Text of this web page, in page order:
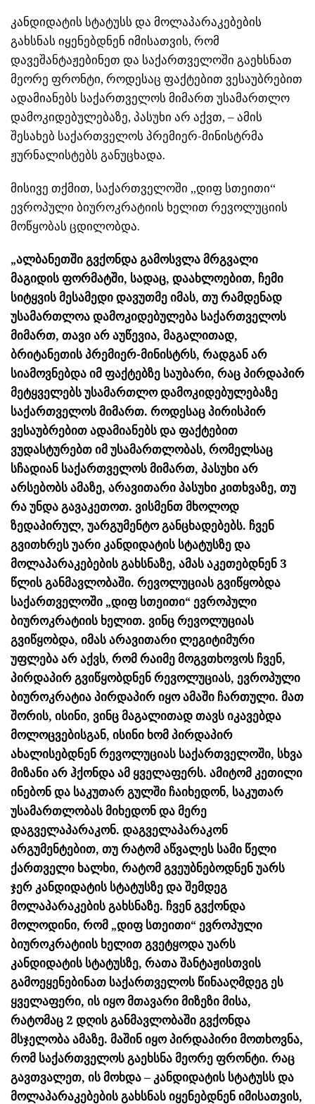
კანდიდატის სტატუსს და მოლაპარაკებების
გახსნას იყენებდნენ იმისათვის, რომ
დავეშანტაჟებინეთ და საქართველოში გაეხსნათ
მეორე ფრონტი, როდესაც ფაქტებით ვესაუბრებით
ადამიანებს საქართველოს მიმართ უსამართლო
დამოკიდებულებაზე, პასუხი არ აქვთ, – ამის
შესახებ საქართველოს პრემიერ-მინისტრმა
ჟურნალისტებს განუცხადა.
მისივე თქმით, საქართველოში „დიფ სთეითი“
ევროპული ბიუროკრატიის ხელით რევოლუციის
მოწყობას ცდილობდა.
„ალბანეთში გვქონდა გამოსვლა მრგვალი
მაგიდის ფორმატში, სადაც, დაახლოებით, ჩემი
სიტყვის მესამედი დავუთმე იმას, თუ რამდენად
უსამართლოა დამოკიდებულება საქართველოს
მიმართ, თავი არ აუწევია, მაგალითად,
ბრიტანეთის პრემიერ-მინისტრს, რადგან არ
სიამოვნებდა იმ ფაქტებზე საუბარი, რაც პირდაპირ
მეტყველებს უსამართლო დამოკიდებულებაზე
საქართველოს მიმართ. როდესაც პირისპირ
ვესაუბრებით ადამიანებს და ფაქტებით
ვუდასტურებთ იმ უსამართლობას, რომელსაც
სჩადიან საქართველოს მიმართ, პასუხი არ
არსებობს ამაზე, არავითარი პასუხი კითხვაზე, თუ
რა უნდა გავაკეთოთ. ვისმენთ მხოლოდ
ზედაპირულ, უარგუმენტო განცხადებებს. ჩვენ
გვითხრეს უარი კანდიდატის სტატუსზე და
მოლაპარაკებების გახსნაზე, ამას აკეთებდნენ 3
წლის განმავლობაში. რევოლუციას გვიწყობდა
საქართველოში „დიფ სთეითი“ ევროპული
ბიუროკრატიის ხელით. ვინც რევოლუციას
გვიწყობდა, იმას არავითარი ლეგიტიმური
უფლება არ აქვს, რომ რაიმე მოგვთხოვოს ჩვენ,
პირდაპირ გვიწყობდნენ რევოლუციას, ევროპული
ბიუროკრატია პირდაპირ იყო ამაში ჩართული. მათ
შორის, ისინი, ვინც მაგალითად თავს იკავებდა
მოლოცვებისგან, ისინი ხომ პირდაპირ
ახალისებდნენ რევოლუციას საქართველოში, სხვა
მიზანი არ ჰქონდა ამ ყველაფერს. ამიტომ კეთილი
ინებონ და საკუთარ გულში ჩაიხედონ, საკუთარ
უსამართლობას მიხედონ და მერე
დაგველაპარაკონ. დაგველაპარაკონ
არგუმენტებით, თუ რატომ აწვალეს სამი წელი
ქართველი ხალხი, რატომ გვეუბნებოდნენ უარს
ჯერ კანდიდატის სტატუსზე და შემდეგ
მოლაპარაკების გახსნაზე. ჩვენ გვქონდა
მოლოდინი, რომ „დიფ სთეითი“ ევროპული
ბიუროკრატიის ხელით გვეტყოდა უარს
კანდიდატის სტატუსზე, რათა შანტაჟისთვის
გამოეყენებინათ საქართველოს წინააღმდეგ ეს
ყველაფერი, ის იყო მთავარი მიზეზი მისა,
რატომაც 2 დღის განმავლობაში გვქონდა
მსჯელობა ამაზე. მაშინ იყო პირდაპირი მოთხოვნა,
რომ საქართველოს გაეხსნა მეორე ფრონტი. რაც
გავთვალეთ, ის მოხდა – კანდიდატის სტატუსს და
მოლაპარაკებების გახსნას იყენებდნენ იმისათვის,